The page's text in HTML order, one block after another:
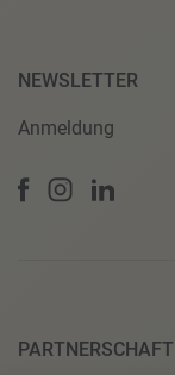
NEWSLETTER
Anmeldung